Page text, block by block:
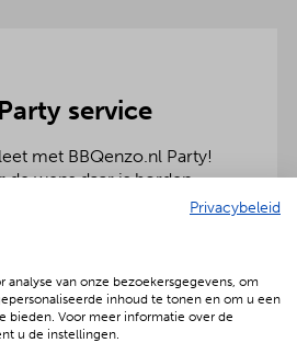
service
met BBQenzo.nl Party!
de wens daar is borden,
en meubelen voor
zorgen over te maken!
aanbod
Privacybeleid
analyse van onze bezoekersgegevens, om
inhoud te tonen en om u een
bieden. Voor meer informatie over de
u de instellingen.